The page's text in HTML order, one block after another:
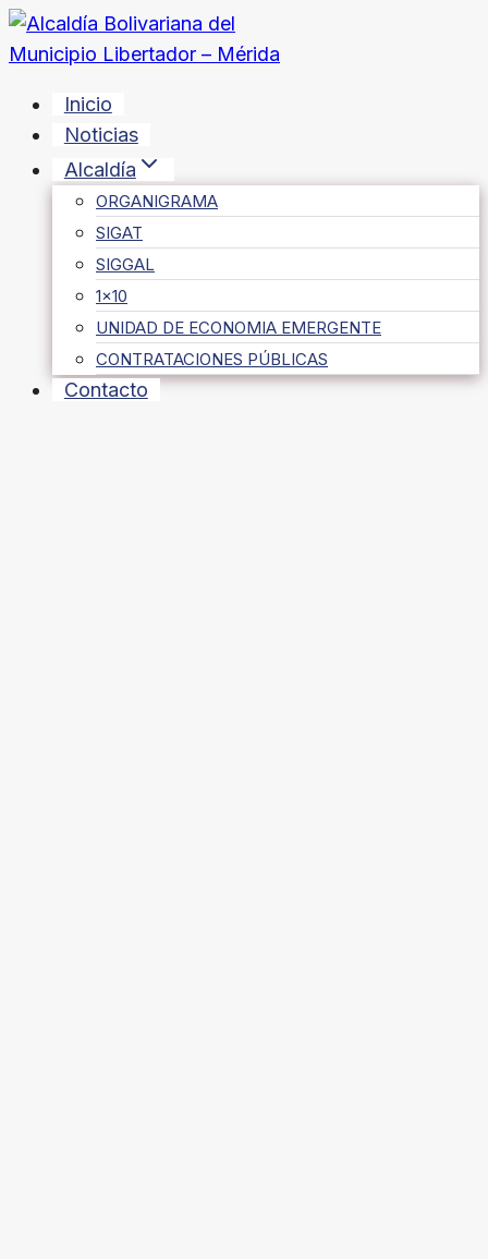
Saltar
al
Inicio
Noticias
Alcaldía
ORGANIGRAMA
SIGAT
SIGGAL
1×10
UNIDAD DE ECONOMIA EMERGENTE
CONTRATACIONES PÚBLICAS
Contacto